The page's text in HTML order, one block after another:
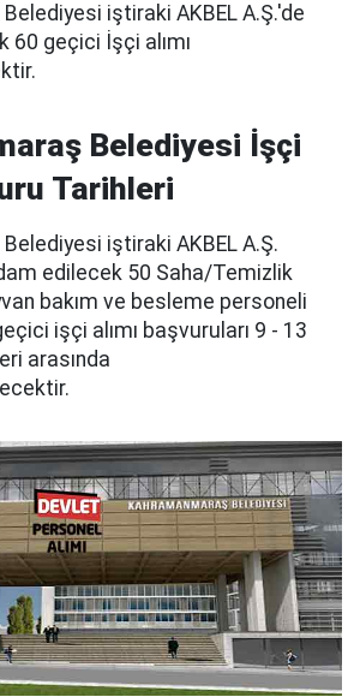
iştiraki AKBEL A.Ş.'de
geçici İşçi alımı
Belediyesi İşçi
Tarihleri
iştiraki AKBEL A.Ş.
edilecek 50 Saha/Temizlik
bakım ve besleme personeli
işçi alımı başvuruları 9 - 13
arasında